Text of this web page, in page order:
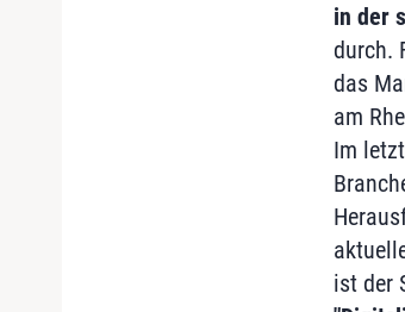
in der
durch.
das
am
Im
ist der